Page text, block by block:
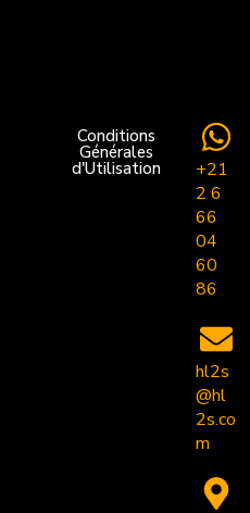
+21
2 6
66
04
60
86
hl2s
@hl
2s.co
m
Conditions
Générales
d'Utilisation